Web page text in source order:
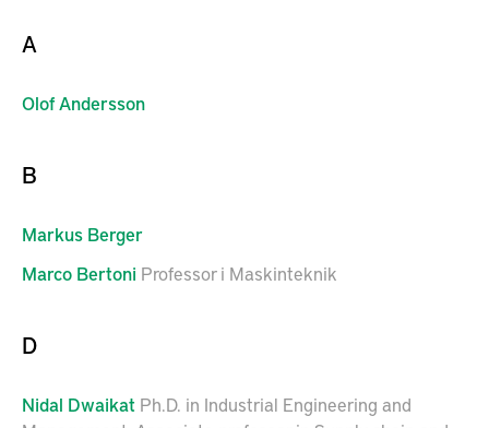
A
OlofAndersson
B
Markus Berger
Marco Bertoni Professor i Maskinteknik
D
Nidal Dwaikat Ph.D. in Industrial Engineering and